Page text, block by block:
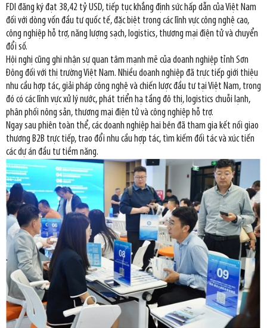
FDI đăng ký đạt 38,42 tỷ USD, tiếp tục khẳng định sức hấp dẫn của Việt Nam
đối với dòng vốn đầu tư quốc tế, đặc biệt trong các lĩnh vực công nghệ cao,
công nghiệp hỗ trợ, năng lượng sạch, logistics, thương mại điện tử và chuyển
đổi số.
Hội nghị cũng ghi nhận sự quan tâm mạnh mẽ của doanh nghiệp tỉnh Sơn
Đông đối với thị trường Việt Nam. Nhiều doanh nghiệp đã trực tiếp giới thiệu
nhu cầu hợp tác, giải pháp công nghệ và chiến lược đầu tư tại Việt Nam, trong
đó có các lĩnh vực xử lý nước, phát triển hạ tầng đô thị, logistics chuỗi lạnh,
phân phối nông sản, thương mại điện tử và công nghiệp hỗ trợ.
Ngay sau phiên toàn thể, các doanh nghiệp hai bên đã tham gia kết nối giao
thương B2B trực tiếp, trao đổi nhu cầu hợp tác, tìm kiếm đối tác và xúc tiến
các dự án đầu tư tiềm năng.